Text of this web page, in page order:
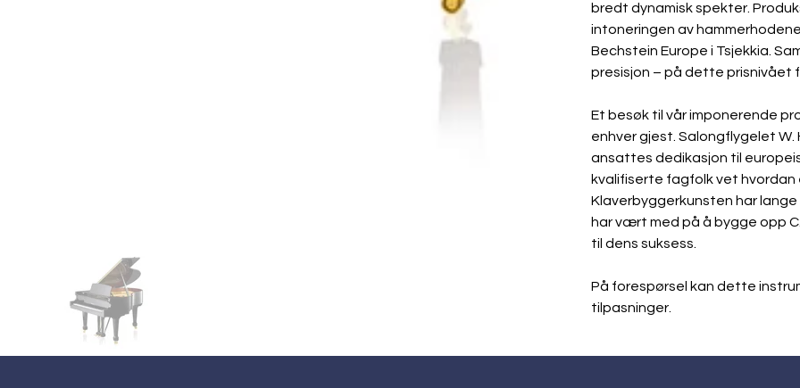
bredt dynamisk spekter.
intoneringen av
Bechstein Europe i Tsjekkia.
presisjon – på dette prisnivået
Et besøk til vår imponerende
enhver gjest. Salongflygelet
ansattes dedikasjon til
kvalifiserte fagfolk vet
Klaverbyggerkunsten har
har vært med på å bygge opp
til dens suksess.
På forespørsel kan dette
tilpasninger.